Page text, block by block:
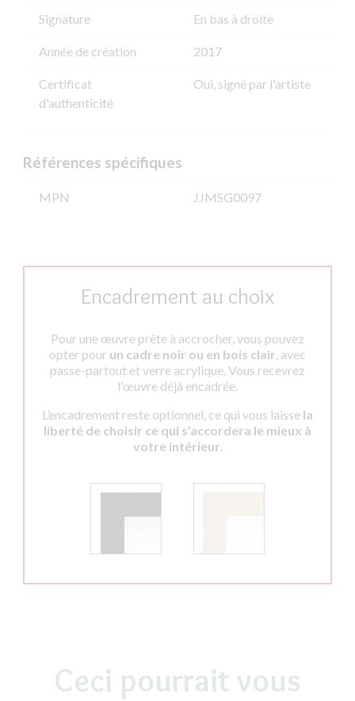
Signature En bas à droite
Année de création 2017
Certificat
d'authenticité
Oui, signé par l'artiste
Références spécifiques
MPN JJMSG0097
Encadrement au choix
Pour une œuvre prête à accrocher, vous pouvez
opter pour un cadre noir ou en bois clair, avec
passe-partout et verre acrylique. Vous recevrez
l'œuvre déjà encadrée.
L’encadrement reste optionnel, ce qui vous laisse la
liberté de choisir ce qui s’accordera le mieux à
votre intérieur.
Ceci pourrait vous